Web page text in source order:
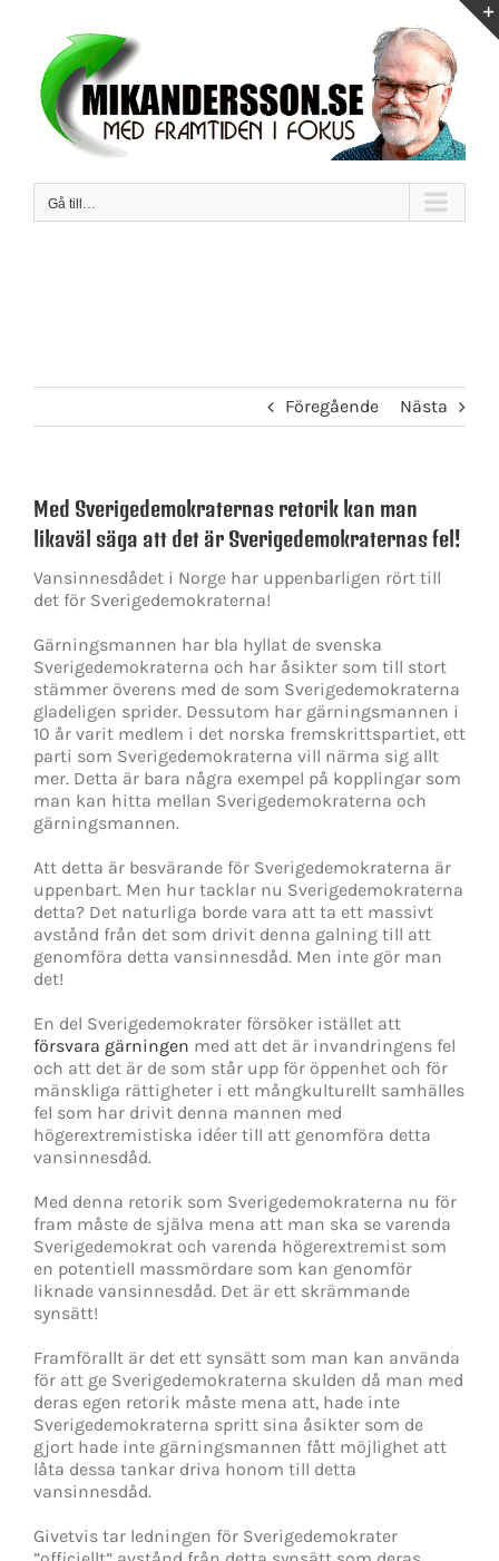
innehållet
Gå till…
Föregående Nästa
Med Sverigedemokraternas retorik kan man
likaväl säga att det är Sverigedemokraternas fel!
Vansinnesdådet i Norge har uppenbarligen rört till
det för Sverigedemokraterna!
Gärningsmannen har bla hyllat de svenska
Sverigedemokraterna och har åsikter som till stort
stämmer överens med de som Sverigedemokraterna
gladeligen sprider. Dessutom har gärningsmannen i
10 år varit medlem i det norska fremskrittspartiet, ett
parti som Sverigedemokraterna vill närma sig allt
mer. Detta är bara några exempel på kopplingar som
man kan hitta mellan Sverigedemokraterna och
gärningsmannen.
Att detta är besvärande för Sverigedemokraterna är
uppenbart. Men hur tacklar nu Sverigedemokraterna
detta? Det naturliga borde vara att ta ett massivt
avstånd från det som drivit denna galning till att
genomföra detta vansinnesdåd. Men inte gör man
det!
En del Sverigedemokrater försöker istället att
försvara gärningen med att det är invandringens fel
och att det är de som står upp för öppenhet och för
mänskliga rättigheter i ett mångkulturellt samhälles
fel som har drivit denna mannen med
högerextremistiska idéer till att genomföra detta
vansinnesdåd.
Med denna retorik som Sverigedemokraterna nu för
fram måste de själva mena att man ska se varenda
Sverigedemokrat och varenda högerextremist som
en potentiell massmördare som kan genomför
liknade vansinnesdåd. Det är ett skrämmande
synsätt!
Framförallt är det ett synsätt som man kan använda
för att ge Sverigedemokraterna skulden då man med
deras egen retorik måste mena att, hade inte
Sverigedemokraterna spritt sina åsikter som de
gjort hade inte gärningsmannen fått möjlighet att
låta dessa tankar driva honom till detta
vansinnesdåd.
Givetvis tar ledningen för Sverigedemokrater